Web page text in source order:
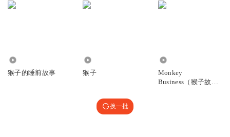
猴子的睡前故事 猴子
Monkey
Business（猴子故事
换一批